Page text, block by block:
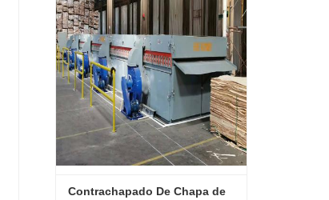
Contrachapado De Chapa de